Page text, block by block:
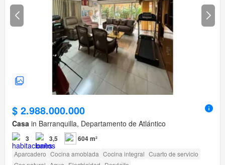
$ 2.988.000.000
Casa in Barranquilla, Departamento de Atlántico
3 3,5 604 m²
Aparcadero Cocina amoblada Cocina integral Cuarto de servicio